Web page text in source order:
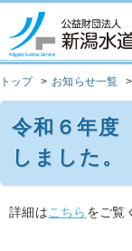
トップ お知らせ一覧
令和６年
しました。
詳細はこちら をご覧